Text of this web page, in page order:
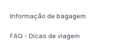
Informação de bagagem
FAQ - Dicas de viagem